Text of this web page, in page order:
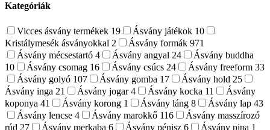
Kategóriák
Vicces ásvány termékek 19 Ásvány játékok 10
Kristálymesék ásványokkal 2 Ásvány formák 971
Ásvány mécsestartó 4 Ásvány angyal 24
Ásvány buddha
10
Ásvány csomag 16 Ásvány csúcs 24 Ásvány freeform 33
Ásvány golyó 107 Ásvány gomba 17 Ásvány hold 25
Ásvány inga 21 Ásvány jogar4 Ásvány kocka 11
Ásvány
koponya 41 Ásvány korong 1 Ásvány láng 8 Ásvány lap 43
Ásvány lencse 4 Ásvány marokkő 116
Ásvány masszírozó
rúd 27 Ásvány merkaba 6 Ásvány pénisz 6 Ásvány pipa 1